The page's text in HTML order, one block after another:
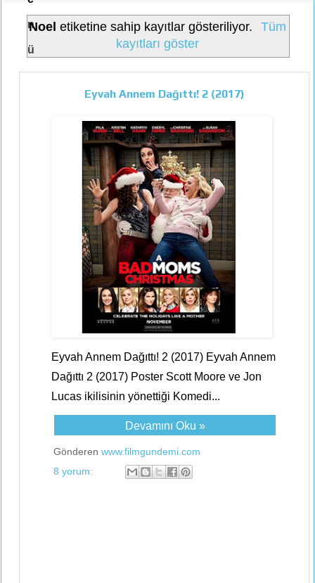
n
ü
Noel etiketine sahip kayıtlar gösteriliyor.
Tüm
kayıtları göster
Eyvah Annem Dağıttı! 2 (2017)
Eyvah Annem Dağıttı! 2 (2017) Eyvah Annem
Dağıttı 2 (2017) Poster Scott Moore ve Jon
Lucas ikilisinin yönettiği Komedi...
Devamını Oku »
Gönderen www.filmgundemi.com
8 yorum: